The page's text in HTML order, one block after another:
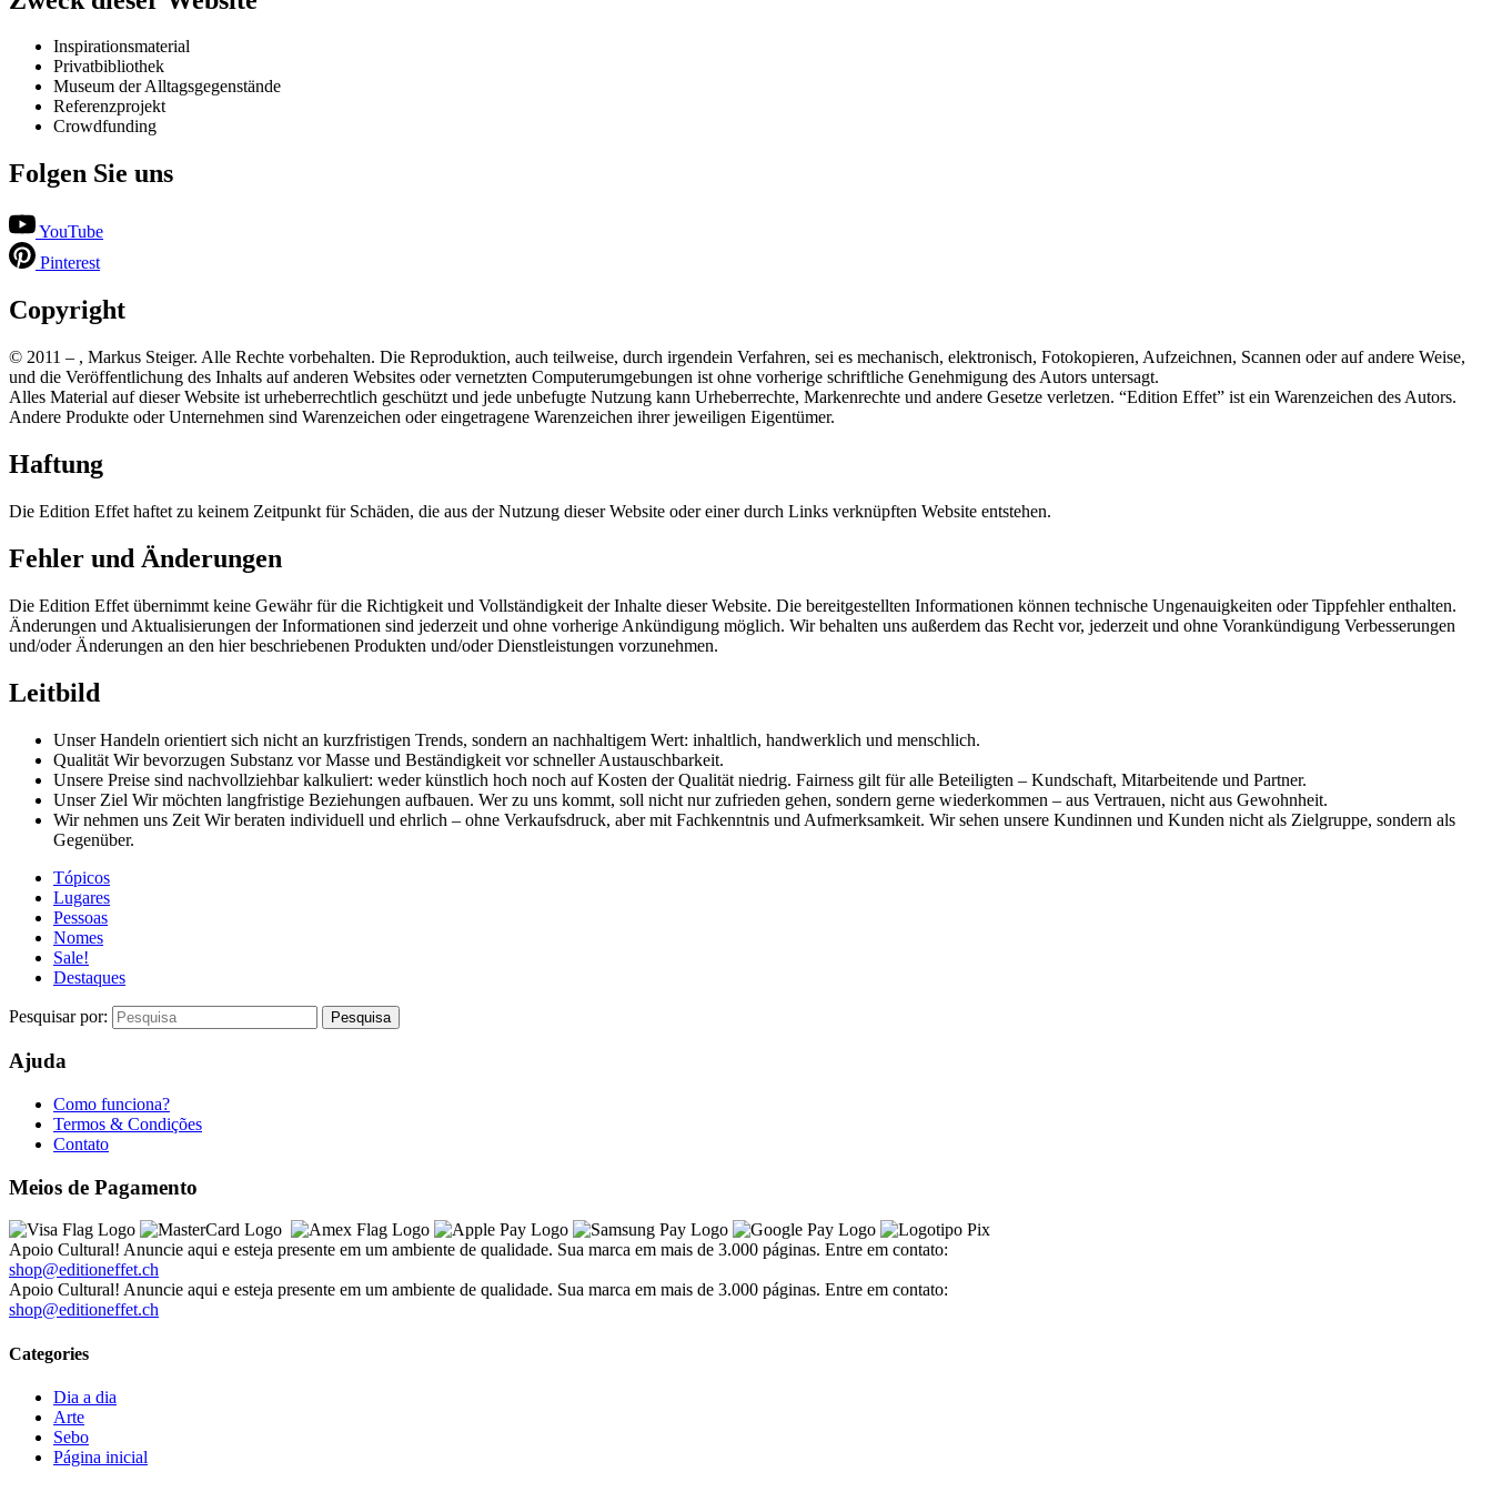
Inspirationsmaterial
Privatbibliothek
Museum der Alltagsgegenstände
Referenzprojekt
Crowdfunding
Folgen Sie uns
YouTube
Pinterest
Copyright
© 2011 – , Markus Steiger. Alle Rechte vorbehalten. Die Reproduktion, auch teilweise, durch irgendein Verfahren, sei es mechanisch, elektronisch, Fotokopieren, Aufzeichnen, Scannen oder auf andere Weise,
und die Veröffentlichung des Inhalts auf anderen Websites oder vernetzten Computerumgebungen ist ohne vorherige schriftliche Genehmigung des Autors untersagt.
Alles Material auf dieser Website ist urheberrechtlich geschützt und jede unbefugte Nutzung kann Urheberrechte, Markenrechte und andere Gesetze verletzen. “Edition Effet” ist ein Warenzeichen des Autors.
Andere Produkte oder Unternehmen sind Warenzeichen oder eingetragene Warenzeichen ihrer jeweiligen Eigentümer.
Haftung
Die Edition Effet haftet zu keinem Zeitpunkt für Schäden, die aus der Nutzung dieser Website oder einer durch Links verknüpften Website entstehen.
Fehler und Änderungen
Die Edition Effet übernimmt keine Gewähr für die Richtigkeit und Vollständigkeit der Inhalte dieser Website. Die bereitgestellten Informationen können technische Ungenauigkeiten oder Tippfehler enthalten.
Änderungen und Aktualisierungen der Informationen sind jederzeit und ohne vorherige Ankündigung möglich. Wir behalten uns außerdem das Recht vor, jederzeit und ohne Vorankündigung Verbesserungen
und/oder Änderungen an den hier beschriebenen Produkten und/oder Dienstleistungen vorzunehmen.
Leitbild
Unser Handeln orientiert sich nicht an kurzfristigen Trends, sondern an nachhaltigem Wert: inhaltlich, handwerklich und menschlich.
Qualität Wir bevorzugen Substanz vor Masse und Beständigkeit vor schneller Austauschbarkeit.
Unsere Preise sind nachvollziehbar kalkuliert: weder künstlich hoch noch auf Kosten der Qualität niedrig. Fairness gilt für alle Beteiligten – Kundschaft, Mitarbeitende und Partner.
Unser Ziel Wir möchten langfristige Beziehungen aufbauen. Wer zu uns kommt, soll nicht nur zufrieden gehen, sondern gerne wiederkommen – aus Vertrauen, nicht aus Gewohnheit.
Wir nehmen uns Zeit Wir beraten individuell und ehrlich – ohne Verkaufsdruck, aber mit Fachkenntnis und Aufmerksamkeit. Wir sehen unsere Kundinnen und Kunden nicht als Zielgruppe, sondern als
Gegenüber.
Tópicos
Lugares
Pessoas
Nomes
Sale!
Destaques
Pesquisar por:
Ajuda
Como funciona?
Termos & Condições
Contato
Meios de Pagamento
Apoio Cultural! Anuncie aqui e esteja presente em um ambiente de qualidade. Sua marca em mais de 3.000 páginas. Entre em contato:
shop@editioneffet.ch
Apoio Cultural! Anuncie aqui e esteja presente em um ambiente de qualidade. Sua marca em mais de 3.000 páginas. Entre em contato:
shop@editioneffet.ch
Categories
Dia a dia
Arte
Sebo
Página inicial